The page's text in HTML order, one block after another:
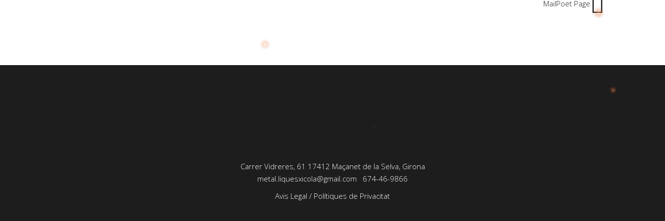
MailPoet Page
Carrer Vidreres, 61 17412 Maçanet de la Selva, Girona
metal.liquesxicola@gmail.com
674-46-9866
Avis Legal / Polítiques de Privacitat